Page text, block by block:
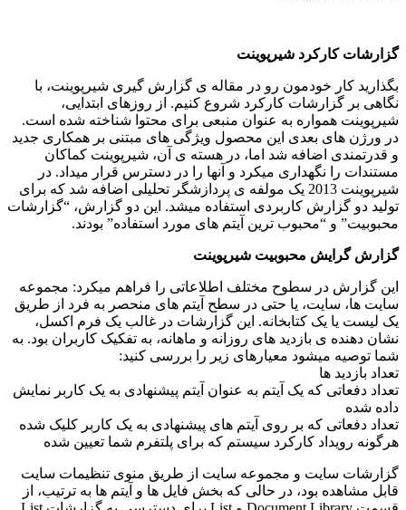
گزارشات کارکرد شیرپوینت
بگذارید کار خودمون رو در مقاله ی گزارش گیری شیرپوینت، با
نگاهی بر گزارشات کارکرد شروع کنیم. از روزهای ابتدایی،
شیرپوینت همواره به عنوان منبعی برای محتوا شناخته شده است.
در ورژن های بعدی این محصول ویژگی های مبتنی بر همکاری جدید
و قدرتمندی اضافه شد اما، در هسته ی آن، شیرپوینت کماکان
مستندات را نگهداری میکرد و آنها را در دسترس قرار میداد. در
شیرپوینت 2013 یک مولفه ی پردازشگر تحلیلی اضافه شد که برای
تولید دو گزارش کاربردی استفاده میشد. این دو گزارش، “گزارشات
محبوبیت” و “محبوب ترین آیتم های مورد استفاده” بودند.
گزارش گرایش محبوبیت شیرپوینت
این گزارش در سطوح مختلف اطلاعاتی را فراهم میکرد: مجموعه
سایت ها، سایت، یا حتی در سطح آیتم های منحصر به فرد از طریق
یک لیست یا یک کتابخانه. این گزارشات در غالب یک فرم اکسل،
نشان دهنده ی بازدید های روزانه و ماهانه، به تفکیک کاربران بود. به
شما توصیه میشود معیارهای زیر را بررسی کنید:
تعداد بازدید ها
تعداد دفعاتی که یک آیتم به عنوان آیتم پیشنهادی به یک کاربر نمایش
داده شده
تعداد دفعاتی که بر روی آیتم های پیشنهادی به یک کاربر کلیک شده
هرگونه رویداد کارکرد سیستم که برای پلتفرم شما تعیین شده
گزارشات سایت و مجموعه سایت از طریق منوی تنظیمات سایت
قابل مشاهده بود، در حالی که بخش فایل ها و آیتم ها به ترتیب، از